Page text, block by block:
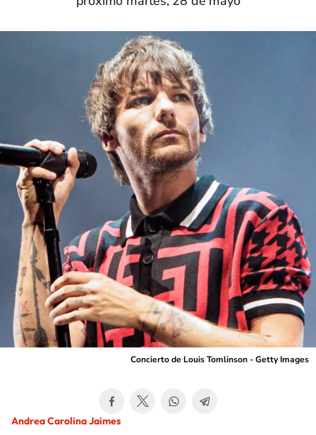
Concierto de Louis Tomlinson - Getty Images
Andrea Carolina Jaimes